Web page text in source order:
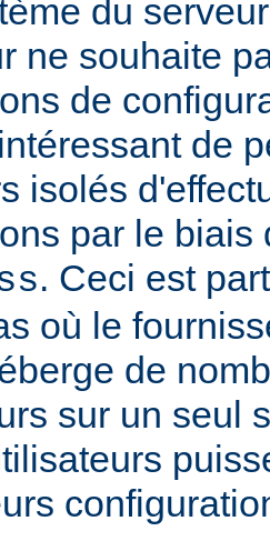
du
ne souhaite
de
de
isolés
par le biais
. Ceci est
où le
de
sur un seul